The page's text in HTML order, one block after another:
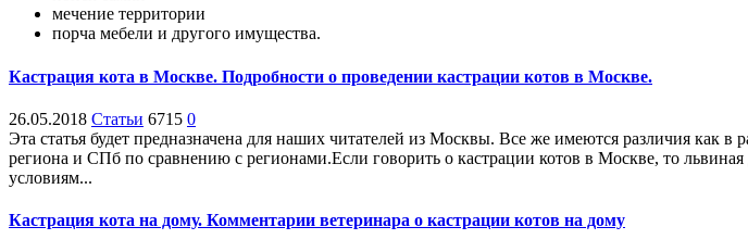
мечение территории
порча мебели и другого имущества.
Кастрация кота в Москве. Подробности о проведении кастрации котов в Москве.
26.05.2018 Статьи 6715 0
Эта статья будет предназначена для наших читателей из Москвы. Все же имеются различия как
региона и СПб по сравнению с регионами.Если говорить о кастрации котов в Москве, то
условиям...
Кастрация кота на дому. Комментарии ветеринара о кастрации котов на дому